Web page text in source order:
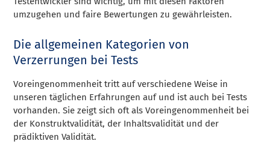
umzugehen und faire Bewertungen zu gewährleisten.
Die allgemeinen Kategorien von
Verzerrungen bei Tests
Voreingenommenheit tritt auf verschiedene Weise in
unseren täglichen Erfahrungen auf und ist auch bei Tests
vorhanden. Sie zeigt sich oft als Voreingenommenheit bei
der Konstruktvalidität, der Inhaltsvalidität und der
prädiktiven Validität.